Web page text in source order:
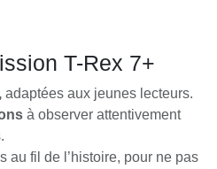
T-Rex 7+
adaptées aux jeunes
les énigmes.